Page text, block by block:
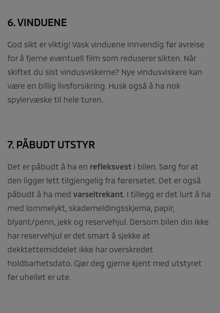
6. VINDUENE
God sikt er viktig! Vask vinduene innvendig før avreise
for å fjerne eventuell film som reduserer sikten. Når
skiftet du sist vindusviskerne? Nye vindusviskere kan
være en billig livsforsikring. Husk også å ha nok
spylervæske til hele turen.
7. PÅBUDT UTSTYR
Det er påbudt å ha en refleksvest i bilen. Sørg for at
den ligger lett tilgjengelig fra førersetet. Det er også
påbudt å ha med varseltrekant. I tillegg er det lurt å ha
med lommelykt, skademeldingsskjema, papir,
blyant/penn, jekk og reservehjul. Dersom bilen din ikke
har reservehjul er det smart å sjekke at
dekktettemiddelet ikke har overskredet
holdbarhetsdato. Gjør deg gjerne kjent med utstyret
før uhellet er ute.